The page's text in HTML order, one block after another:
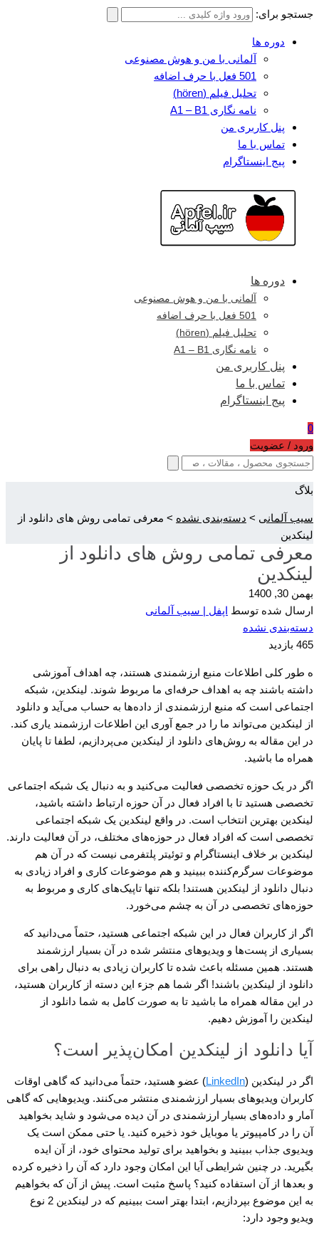
جستجو برای:
دوره ها
آلمانی با من و هوش مصنوعی
501 فعل با حرف اضافه
تحلیل فیلم (hören)
نامه نگاری A1 – B1
پنل کاربری من
تماس با ما
پیج اینستاگرام
دوره ها
آلمانی با من و هوش مصنوعی
501 فعل با حرف اضافه
تحلیل فیلم (hören)
نامه نگاری A1 – B1
پنل کاربری من
تماس با ما
پیج اینستاگرام
0
ورود / عضویت
بلاگ
سیب آلمانی > دسته‌بندی نشده > معرفی تمامی روش های دانلود از
لینکدین
معرفی تمامی روش های دانلود از
لینکدین
بهمن 30, 1400
ارسال شده توسط اپفل | سیب آلمانی
دسته‌بندی نشده
465 بازدید
ه طور کلی اطلاعات منبع ارزشمندی هستند، چه اهداف آموزشی
داشته باشند چه به اهداف حرفه‌ای ما مربوط شوند. لینکدین، شبکه
اجتماعی است که منبع ارزشمندی از داده‌ها به حساب می‌آید و دانلود
از لینکدین می‌تواند ما را در جمع آوری این اطلاعات ارزشمند یاری کند.
در این مقاله به روش‌های دانلود از لینکدین می‌پردازیم، لطفا تا پایان
همراه ما باشید.
اگر در یک حوزه تخصصی فعالیت می‌کنید و به دنبال یک شبکه اجتماعی
تخصصی هستید تا با افراد فعال در آن حوزه ارتباط داشته باشید،
لینکدین بهترین انتخاب است. در واقع لینکدین یک شبکه اجتماعی
تخصصی است که افراد فعال در حوزه‌های مختلف، در آن فعالیت دارند.
لینکدین بر خلاف اینستاگرام و توئیتر پلتفرمی نیست که در آن هم
موضوعات سرگرم‌کننده ببینید و هم موضوعات کاری و افراد زیادی به
دنبال دانلود از لینکدین هستند! بلکه تنها تاپیک‌های کاری و مربوط به
حوزه‌های تخصصی در آن به چشم می‌خورد.
اگر از کاربران فعال در این شبکه اجتماعی هستید، حتماً می‌دانید که
بسیاری از پست‌ها و ویدیوهای منتشر شده در آن بسیار ارزشمند
هستند. همین مسئله باعث شده تا کاربران زیادی به دنبال راهی برای
دانلود از لینکدین باشند! اگر شما هم جزء این دسته از کاربران هستید،
در این مقاله همراه ما باشید تا به صورت کامل به شما دانلود از
لینکدین را آموزش دهیم.
آیا دانلود از لینکدین امکان‌پذیر است؟
اگر در لینکدین (LinkedIn) عضو هستید، حتماً می‌دانید که گاهی اوقات
کاربران ویدیوهای بسیار ارزشمندی منتشر می‌کنند. ویدیوهایی که گاهی
آمار و داده‌های بسیار ارزشمندی در آن دیده می‌شود و شاید بخواهید
آن را در کامپیوتر یا موبایل خود ذخیره کنید. یا حتی ممکن است یک
ویدیوی جذاب ببینید و بخواهید برای تولید محتوای خود، از آن ایده
بگیرید. در چنین شرایطی آیا این امکان وجود دارد که آن را ذخیره کرده
و بعدها از آن استفاده کنید؟ پاسخ مثبت است. پیش از آن که بخواهیم
به این موضوع بپردازیم، ابتدا بهتر است ببینیم که در لینکدین 2 نوع
ویدیو وجود دارد: